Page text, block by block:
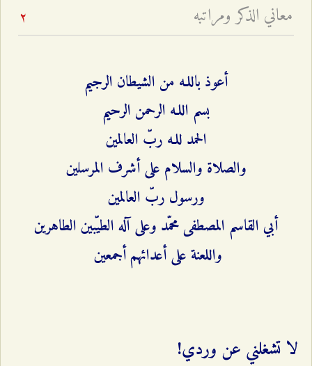
معاني الذكر ومراتبه 2
أعوذ باللـه من الشيطان الرجيم
بسم اللـه الرحمن الرحيم
الحمد للـه ربّ العالمين
والصلاة والسلام على أشرف المرسلين
ورسول ربّ العالمين
أبي القاسم المصطفى محمّد وعلى آله الطيّبين الطاهرين
واللعنة على أعدائهم أجمعين
لا تشغلني عن وردي!